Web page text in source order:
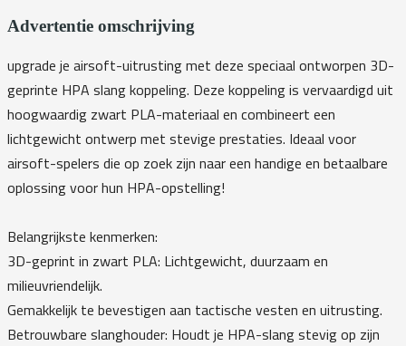
Advertentie omschrijving
upgrade je airsoft-uitrusting met deze speciaal ontworpen 3D-
geprinte HPA slang koppeling. Deze koppeling is vervaardigd uit
hoogwaardig zwart PLA-materiaal en combineert een
lichtgewicht ontwerp met stevige prestaties. Ideaal voor
airsoft-spelers die op zoek zijn naar een handige en betaalbare
oplossing voor hun HPA-opstelling!
Belangrijkste kenmerken:
3D-geprint in zwart PLA: Lichtgewicht, duurzaam en
milieuvriendelijk.
Gemakkelijk te bevestigen aan tactische vesten en uitrusting.
Betrouwbare slanghouder: Houdt je HPA-slang stevig op zijn